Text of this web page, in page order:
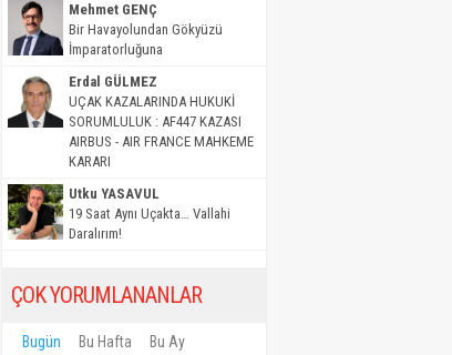
Mehmet GENÇ
Bir Havayolundan Gökyüzü
İmparatorluğuna
Erdal GÜLMEZ
UÇAK KAZALARINDA HUKUKİ
SORUMLULUK : AF447 KAZASI
AIRBUS - AIR FRANCE MAHKEME
KARARI
Utku YASAVUL
19 Saat Aynı Uçakta… Vallahi
Daralırım!
ÇOK YORUMLANANLAR
Bugün Bu Hafta Bu Ay